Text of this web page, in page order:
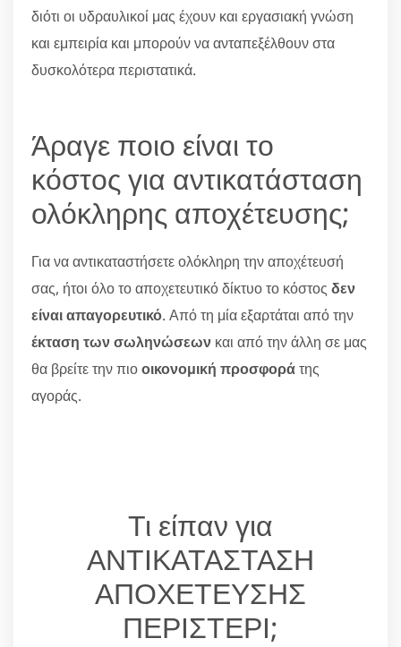
διότι οι υδραυλικοί μας έχουν και εργασιακή γνώση
και εμπειρία και μπορούν να ανταπεξέλθουν στα
δυσκολότερα περιστατικά.
Άραγε ποιο είναι το
κόστος για αντικατάσταση
ολόκληρης αποχέτευσης;
Για να αντικαταστήσετε ολόκληρη την αποχέτευσή
σας, ήτοι όλο το αποχετευτικό δίκτυο το κόστος δεν
είναι απαγορευτικό. Από τη μία εξαρτάται από την
έκταση των σωληνώσεων και από την άλλη σε μας
θα βρείτε την πιοοικονομική προσφοράτης
αγοράς.
Τι είπαν για
ΑΝΤΙΚΑΤΑΣΤΑΣΗ
ΑΠΟΧΕΤΕΥΣΗΣ
ΠΕΡΙΣΤΕΡΙ;